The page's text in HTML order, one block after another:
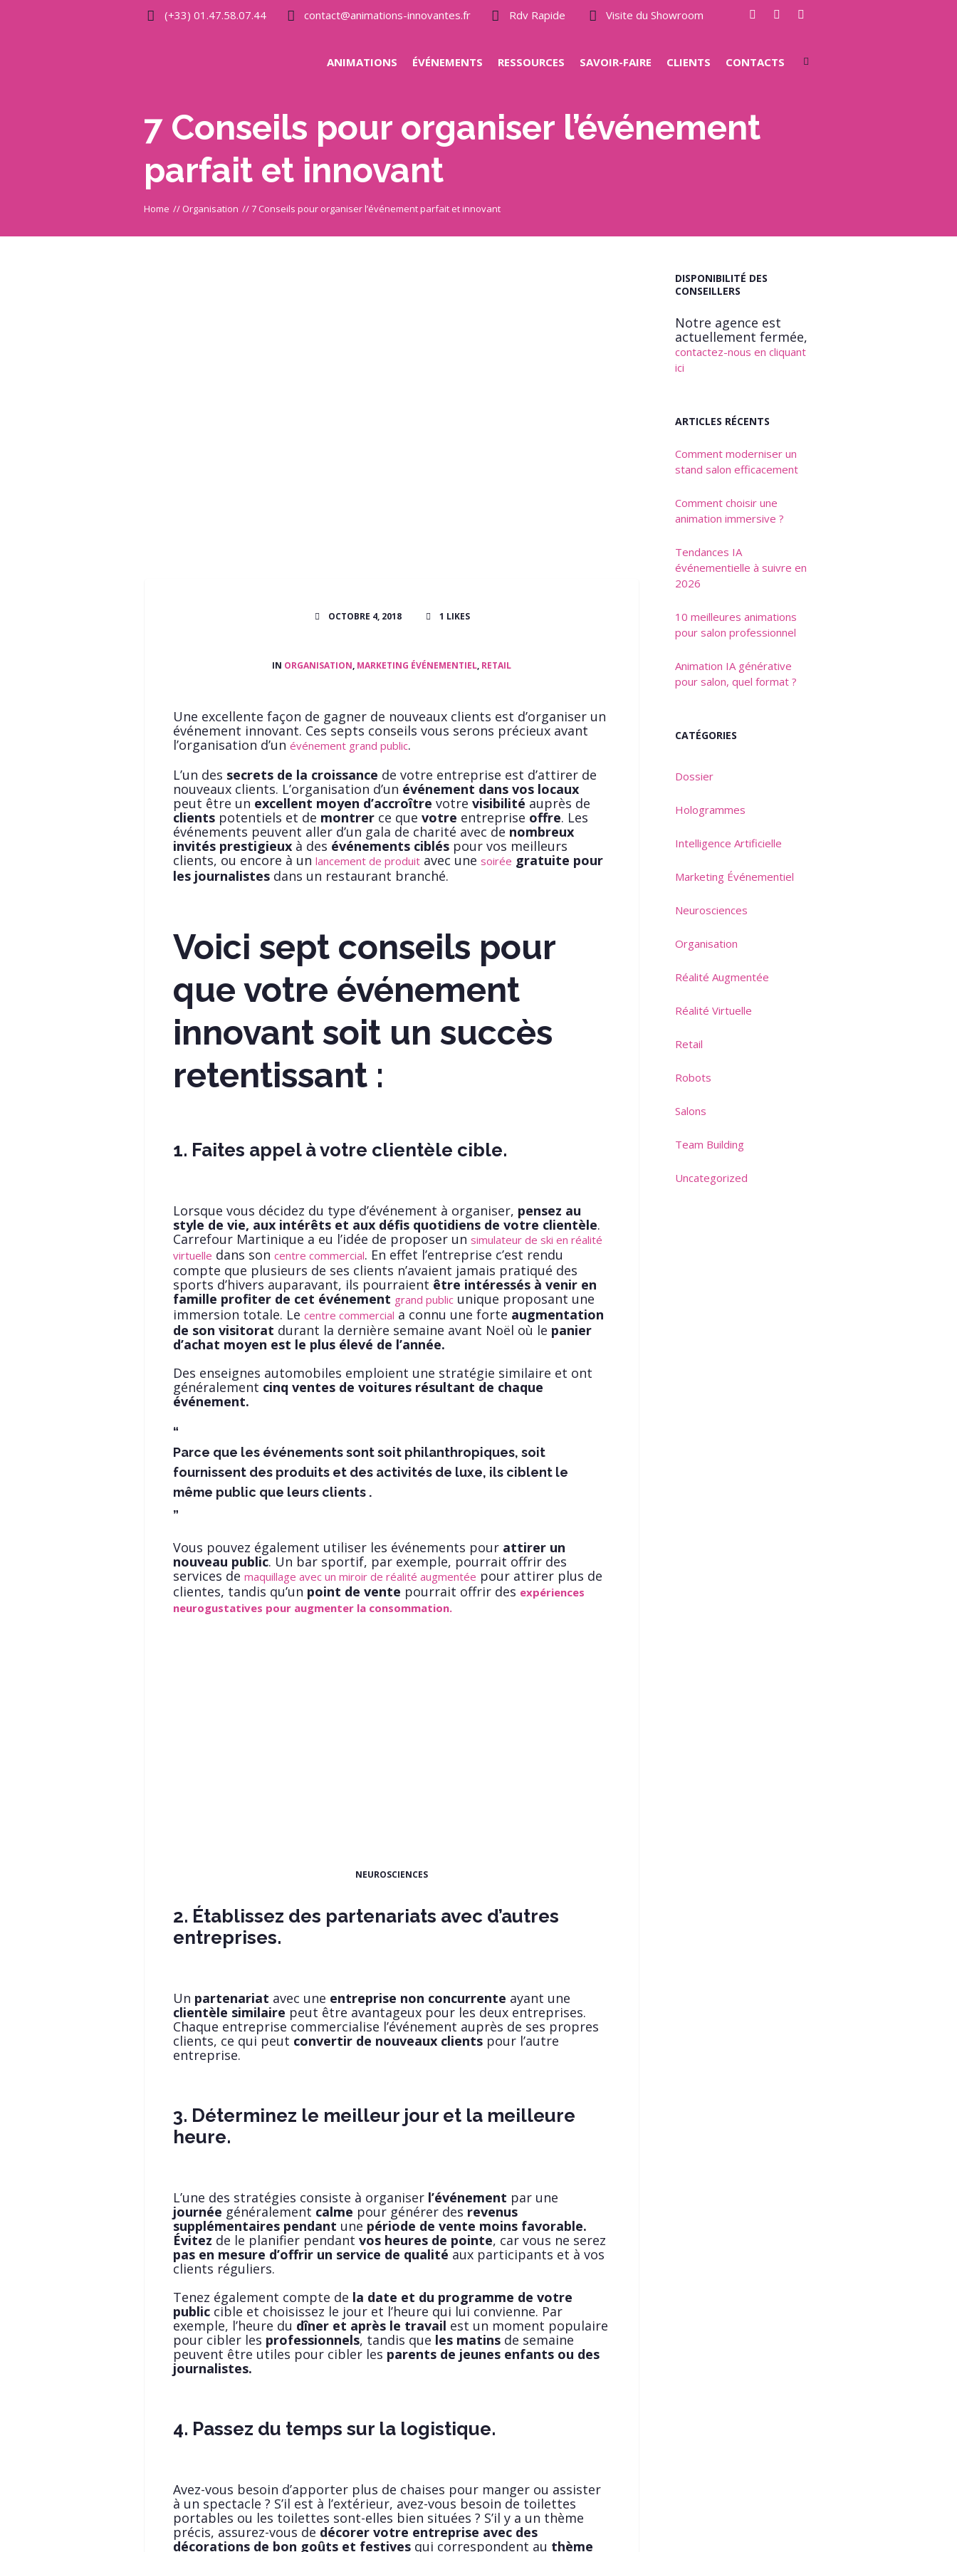
(+33) 01.47.58.07.44 contact@animations-innovantes.fr Rdv Rapide Visite du Showroom
ANIMATIONS ÉVÉNEMENTS RESSOURCES SAVOIR-FAIRE CLIENTS CONTACTS
7 Conseils pour organiser l’événement
parfait et innovant
Home // Organisation //7 Conseils pour organiser l’événement parfait et innovant
OCTOBRE 4, 2018 1 LIKES
IN ORGANISATION, MARKETING ÉVÉNEMENTIEL, RETAIL
Une excellente façon de gagner de nouveaux clients est d’organiser un
événement innovant. Ces septs conseils vous serons précieux avant
l’organisation d’un événement grand public.
L’un des secrets de la croissance de votre entreprise est d’attirer de
nouveaux clients. L’organisation d’un événement dans vos locaux
peut être un excellent moyen d’accroître votre visibilité auprès de
clients potentiels et de montrer ce que votre entreprise offre. Les
événements peuvent aller d’un gala de charité avec de nombreux
invités prestigieux à des événements ciblés pour vos meilleurs
clients, ou encore à un lancement de produit avec une soirée gratuite pour
les journalistes dans un restaurant branché.
Voici sept conseils pour
que votre événement
innovant soit un succès
retentissant :
1. Faites appel à votre clientèle cible.
Lorsque vous décidez du type d’événement à organiser, pensez au
style de vie, aux intérêts et aux défis quotidiens de votre clientèle.
Carrefour Martinique a eu l’idée de proposer un simulateur de ski en réalité
virtuelle dans son centre commercial. En effet l’entreprise c’est rendu
compte que plusieurs de ses clients n’avaient jamais pratiqué des
sports d’hivers auparavant, ils pourraient être intéressés à venir en
famille profiter de cet événement grand public unique proposant une
immersion totale. Le centre commercial a connu une forte augmentation
de son visitorat durant la dernière semaine avant Noël où le panier
d’achat moyen est le plus élevé de l’année.
Des enseignes automobiles emploient une stratégie similaire et ont
généralement cinq ventes de voitures résultant de chaque
événement.
Parce que les événements sont soit philanthropiques, soit
fournissent des produits et des activités de luxe, ils ciblent le
même public que leurs clients .
Vous pouvez également utiliser les événements pour attirer un
nouveau public. Un bar sportif, par exemple, pourrait offrir des
services de maquillage avec un miroir de réalité augmentée pour attirer plus de
clientes, tandis qu’un point de vente pourrait offrir des expériences
neurogustatives pour augmenter la consommation.
NEUROSCIENCES
2. Établissez des partenariats avec d’autres
entreprises.
Un partenariat avec une entreprise non concurrente ayant une
clientèle similaire peut être avantageux pour les deux entreprises.
Chaque entreprise commercialise l’événement auprès de ses propres
clients, ce qui peut convertir de nouveaux clients pour l’autre
entreprise.
3. Déterminez le meilleur jour et la meilleure
heure.
L’une des stratégies consiste à organiser l’événement par une
journée généralement calme pour générer des revenus
supplémentaires pendant une période de vente moins favorable.
Évitez de le planifier pendant vos heures de pointe, car vous ne serez
pas en mesure d’offrir un service de qualité aux participants et à vos
clients réguliers.
Tenez également compte de la date et du programme de votre
public cible et choisissez le jour et l’heure qui lui convienne. Par
exemple, l’heure du dîner et après le travail est un moment populaire
pour cibler les professionnels, tandis que les matins de semaine
peuvent être utiles pour cibler les parents de jeunes enfants ou des
journalistes.
4. Passez du temps sur la logistique.
Avez-vous besoin d’apporter plus de chaises pour manger ou assister
à un spectacle ? S’il est à l’extérieur, avez-vous besoin de toilettes
portables ou les toilettes sont-elles bien situées ? S’il y a un thème
précis, assurez-vous de décorer votre entreprise avec des
décorations de bon goûts et festives qui correspondent au thème
DISPONIBILITÉ DES
CONSEILLERS
Notre agence est
actuellement fermée,
contactez-nous en cliquant
ici
ARTICLES RÉCENTS
Comment moderniser un
stand salon efficacement
Comment choisir une
animation immersive ?
Tendances IA
événementielle à suivre en
2026
10 meilleures animations
pour salon professionnel
Animation IA générative
pour salon, quel format ?
CATÉGORIES
Dossier
Hologrammes
Intelligence Artificielle
Marketing Événementiel
Neurosciences
Organisation
Réalité Augmentée
Réalité Virtuelle
Retail
Robots
Salons
Team Building
Uncategorized